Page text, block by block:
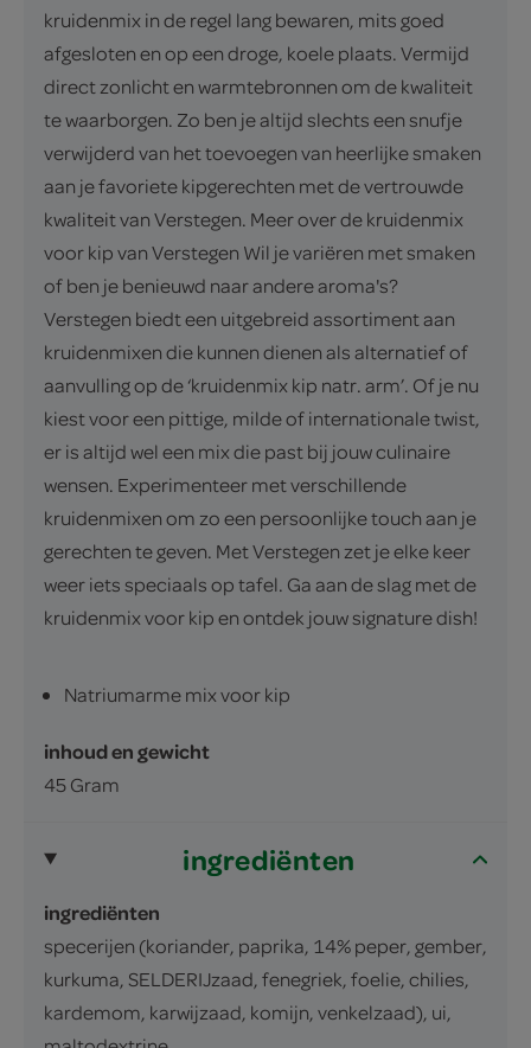
kruidenmix in de regel lang bewaren, mits goed
afgesloten en op een droge, koele plaats. Vermijd
direct zonlicht en warmtebronnen om de kwaliteit
te waarborgen. Zo ben je altijd slechts een snufje
verwijderd van het toevoegen van heerlijke smaken
aan je favoriete kipgerechten met de vertrouwde
kwaliteit van Verstegen. Meer over de kruidenmix
voor kip van Verstegen Wil je variëren met smaken
of ben je benieuwd naar andere aroma's?
Verstegen biedt een uitgebreid assortiment aan
kruidenmixen die kunnen dienen als alternatief of
aanvulling op de ‘kruidenmix kip natr. arm’. Of je nu
kiest voor een pittige, milde of internationale twist,
er is altijd wel een mix die past bij jouw culinaire
wensen. Experimenteer met verschillende
kruidenmixen om zo een persoonlijke touch aan je
gerechten te geven. Met Verstegen zet je elke keer
weer iets speciaals op tafel. Ga aan de slag met de
kruidenmix voor kip en ontdek jouw signature dish!
Natriumarme mix voor kip
inhoud en gewicht
45 Gram
ingrediënten
ingrediënten
specerijen (koriander, paprika, 14% peper, gember,
kurkuma, SELDERIJzaad, fenegriek, foelie, chilies,
kardemom, karwijzaad, komijn, venkelzaad), ui,